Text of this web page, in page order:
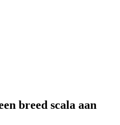
breed scala aan